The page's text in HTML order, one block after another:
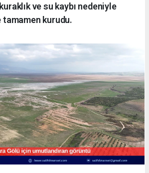
ve su kaybı nedeniyle
tamamen kurudu.